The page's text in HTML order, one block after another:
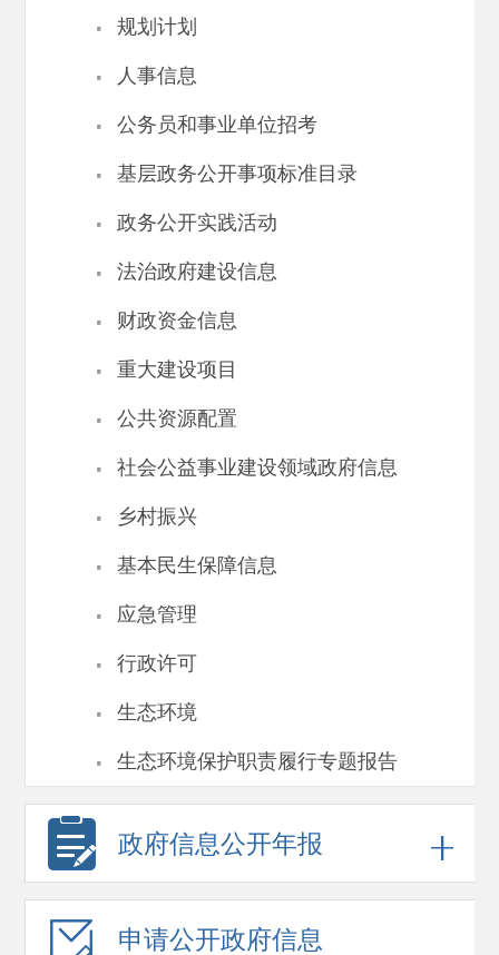
· 规划计划
· 人事信息
· 公务员和事业单位招考
· 基层政务公开事项标准目录
· 政务公开实践活动
· 法治政府建设信息
· 财政资金信息
· 重大建设项目
· 公共资源配置
· 社会公益事业建设领域政府信息
· 乡村振兴
· 基本民生保障信息
· 应急管理
· 行政许可
· 生态环境
· 生态环境保护职责履行专题报告
政府信息公开年报
申请公开政府信息